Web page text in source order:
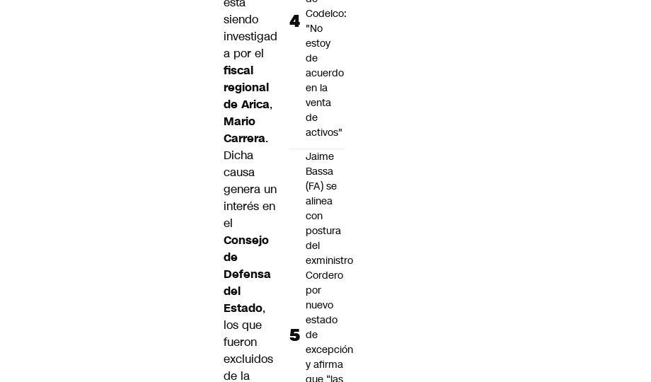
siendo
investigad
a por el
fiscal
regional
de Arica,
Mario
Carrera.
Dicha
causa
genera un
interés en
el
Consejo
de
Defensa
del
Estado,
los que
fueron
excluidos
de la
Codelco:
"No
estoy
de
acuerdo
en la
venta
de
activos"
Jaime
Bassa
(FA) se
alinea
con
postura
del
exministro
Cordero
por
nuevo
estado
de
excepción
y afirma